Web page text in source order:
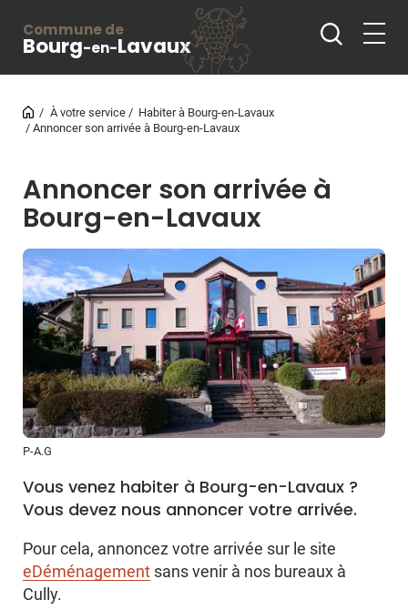
Commune de
Bourg-en-Lavaux
À votre service
Habiter à Bourg-en-Lavaux
Annoncer son arrivée à Bourg-en-Lavaux
Annoncer son arrivée à
Bourg-en-Lavaux
P-A.G
Vous venez habiter à Bourg-en-Lavaux ?
Vous devez nous annoncer votre arrivée.
Pour cela, annoncez votre arrivée sur le site
eDéménagement sans venir à nos bureaux à
Cully.